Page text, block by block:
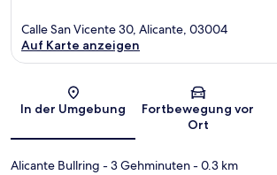
Karte
Calle San Vicente 30, Alicante, 03004
Auf Karte anzeigen
In der Umgebung
Fortbewegung vor
Ort
Alicante Bullring - 3 Gehminuten- 0.3 km